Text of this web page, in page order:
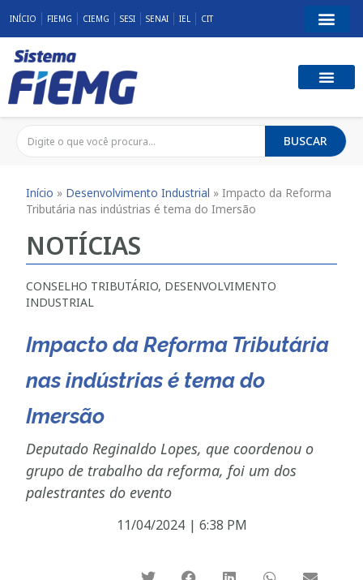
INÍCIO FIEMG CIEMG SESI SENAI IEL CIT
BUSCAR
Início » Desenvolvimento Industrial »Impacto da Reforma
Tributária nas indústrias é tema do Imersão
NOTÍCIAS
CONSELHO TRIBUTÁRIO, DESENVOLVIMENTO
INDUSTRIAL
Impacto da Reforma Tributária
nas indústrias é tema do
Imersão
Deputado Reginaldo Lopes, que coordenou o
grupo de trabalho da reforma, foi um dos
palestrantes do evento
11/04/2024 | 6:38 PM